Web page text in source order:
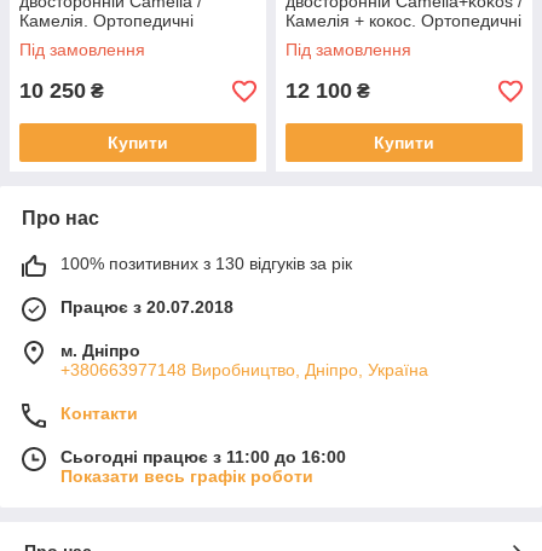
Камелія. Ортопедичні
матраци
Під замовлення
10 250 ₴
Купити
Камелія + кокос. Ортопедичні
матраци
Під замовлення
12 100 ₴
Купити
Про нас
100% позитивних з 130 відгуків за рік
Працює з 20.07.2018
м. Дніпро
+380663977148 Виробництво, Дніпро, Україна
Контакти
Сьогодні працює з 11:00 до 16:00
Показати весь графік роботи